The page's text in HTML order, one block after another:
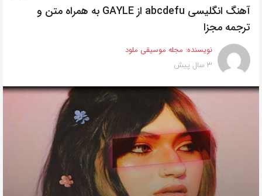
روش‌های
زیر
این
صفحه
را
آهنگ انگلیسی abcdefu از GAYLE به همراه متن و
ترجمه مجزا
نویسنده: مجله موسیقی ملود
3 سال پیش